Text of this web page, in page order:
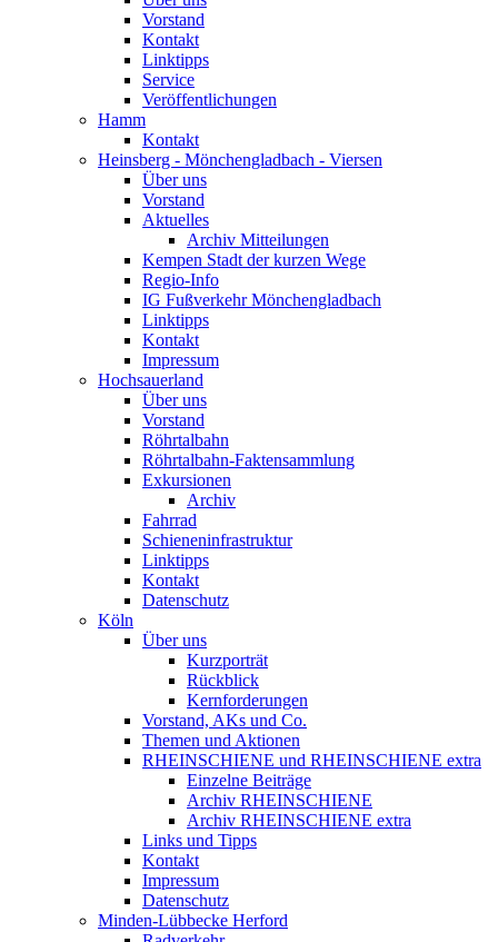
Vorstand
Kontakt
Linktipps
Service
Veröffentlichungen
Hamm
Kontakt
Heinsberg - Mönchengladbach - Viersen
Über uns
Vorstand
Aktuelles
Archiv Mitteilungen
Kempen Stadt der kurzen Wege
Regio-Info
IG Fußverkehr Mönchengladbach
Linktipps
Kontakt
Impressum
Hochsauerland
Über uns
Vorstand
Röhrtalbahn
Röhrtalbahn-Faktensammlung
Exkursionen
Archiv
Fahrrad
Schieneninfrastruktur
Linktipps
Kontakt
Datenschutz
Köln
Über uns
Kurzporträt
Rückblick
Kernforderungen
Vorstand, AKs und Co.
Themen und Aktionen
RHEINSCHIENE und RHEINSCHIENE extra
Einzelne Beiträge
Archiv RHEINSCHIENE
Archiv RHEINSCHIENE extra
Links und Tipps
Kontakt
Impressum
Datenschutz
Minden-Lübbecke Herford